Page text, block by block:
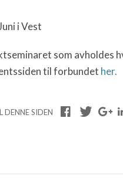
i Vest
som avholdes
til forbundet her.
DENNE SIDEN